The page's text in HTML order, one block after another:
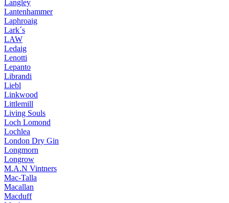
Langley
Lantenhammer
Laphroaig
Lark´s
LAW
Ledaig
Lenotti
Lepanto
Librandi
Liebl
Linkwood
Littlemill
Living Souls
Loch Lomond
Lochlea
London Dry Gin
Longmorn
Longrow
M.A.N Vintners
Mac-Talla
Macallan
Macduff